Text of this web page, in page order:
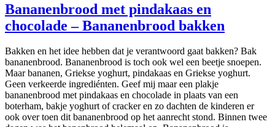
Bananenbrood met pindakaas en
chocolade – Bananenbrood bakken
Bakken en het idee hebben dat je verantwoord gaat bakken? Bak
bananenbrood. Bananenbrood is toch ook wel een beetje snoepen.
Maar bananen, Griekse yoghurt, pindakaas en Griekse yoghurt.
Geen verkeerde ingrediénten. Geef mij maar een plakje
bananenbrood met pindakaas en chocolade in plaats van een
boterham, bakje yoghurt of cracker en zo dachten de kinderen er
ook over toen dit bananenbrood op het aanrecht stond. Binnen twee